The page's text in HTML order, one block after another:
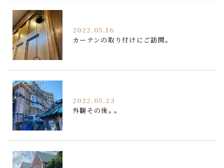
2022.05.16
カーテンの取り付けにご訪問。
2022.05.23
外観その後。。